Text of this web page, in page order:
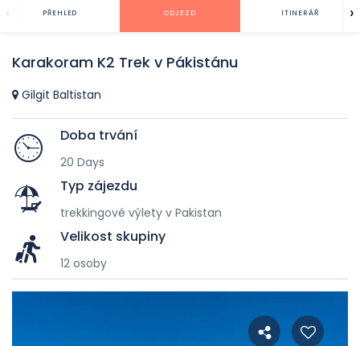
PŘEHLED ODJEZD ITINERÁŘ
‹ ›
Karakoram K2 Trek v Pákistánu
Gilgit Baltistan
Doba trvání
20 Days
Typ zájezdu
trekkingové výlety v Pakistan
Velikost skupiny
12 osoby